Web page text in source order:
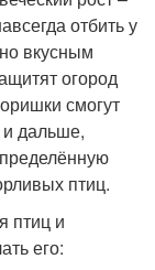
отбить у
вкусным
огород
смогут
и дальше,
птиц.
птиц и
его: